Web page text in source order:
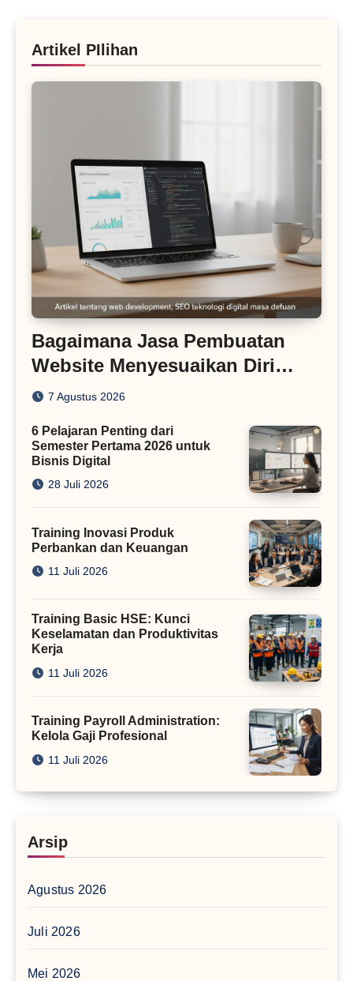
Artikel PIlihan
Bagaimana Jasa Pembuatan
Website Menyesuaikan Diri
dengan Algoritma SEO Masa
7 Agustus 2026
6 Pelajaran Penting dari
Semester Pertama 2026 untuk
Bisnis Digital
28 Juli 2026
Training Inovasi Produk
Perbankan dan Keuangan
11 Juli 2026
Training Basic HSE: Kunci
Keselamatan dan Produktivitas
Kerja
11 Juli 2026
Training Payroll Administration:
Kelola Gaji Profesional
11 Juli 2026
Arsip
Agustus 2026
Juli 2026
Mei 2026